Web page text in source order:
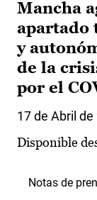
Mancha
apartado
y
de la
por el
17 de Abril de
Disponible
Notas de